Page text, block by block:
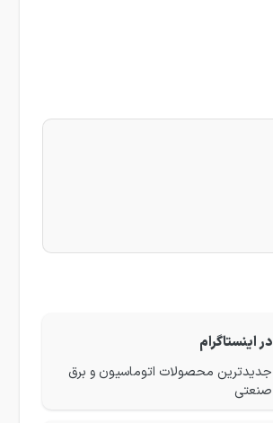
در اینستاگرام
جدیدترین محصولات اتوماسیون و برق
صنعتی